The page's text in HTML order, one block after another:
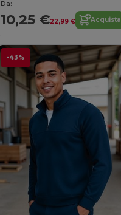
Da:
10,25 €22,99 € Acquista
-43%